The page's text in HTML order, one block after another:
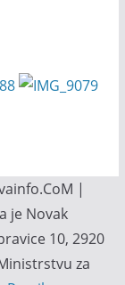
|
je Novak
10, 2920
za